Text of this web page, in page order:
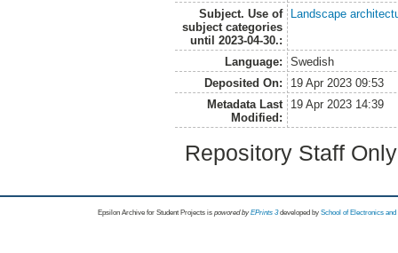
Subject. Use of
subject categories
until 2023-04-30.:
Landscape
Language:
Swedish
Deposited On:
19 Apr 2023 09:53
Metadata Last
Modified:
19 Apr 2023 14:39
Repository Staff
Epsilon Archive for Student Projects is powored byEPrints 3 developed by School of Electronics